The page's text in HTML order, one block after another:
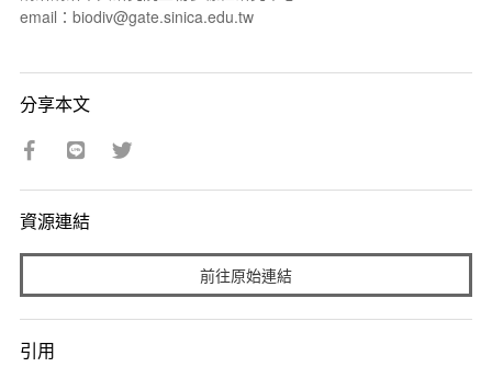
email：biodiv@gate.sinica.edu.tw
分享本文
資源連結
前往原始連結
引用